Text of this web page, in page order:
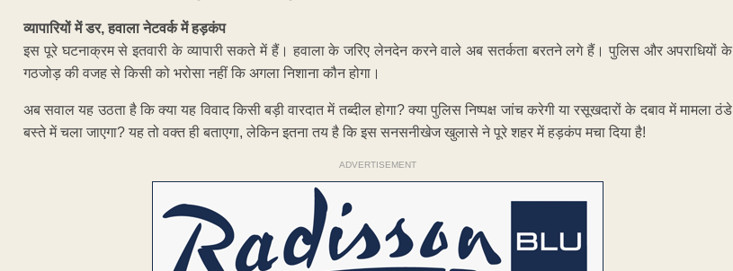
व्यापारियों में डर, हवाला नेटवर्क में हड़कंप
इस पूरे घटनाक्रम से इतवारी के व्यापारी सकते में हैं। हवाला के जरिए लेनदेन करने वाले अब सतर्कता बरतने लगे हैं। पुलिस और अपराधियों के
गठजोड़ की वजह से किसी को भरोसा नहीं कि अगला निशाना कौन होगा।
अब सवाल यह उठता है कि क्या यह विवाद किसी बड़ी वारदात में तब्दील होगा? क्या पुलिस निष्पक्ष जांच करेगी या रसूखदारों के दबाव में मामला ठंडे
बस्ते में चला जाएगा? यह तो वक्त ही बताएगा, लेकिन इतना तय है कि इस सनसनीखेज खुलासे ने पूरे शहर में हड़कंप मचा दिया है!
ADVERTISEMENT